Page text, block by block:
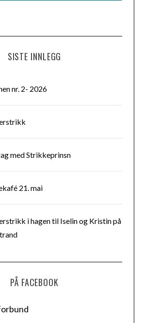
SISTE INNLEGG
nr. 2- 2026
med Strikkeprinsn
21. mai
i hagen til Iselin og Kristin på
PÅ FACEBOOK